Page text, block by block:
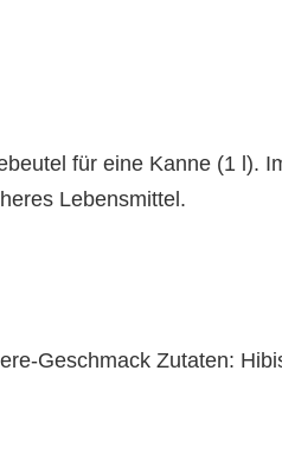
für eine Kanne (1
Lebensmittel.
Geschmack Zutaten: